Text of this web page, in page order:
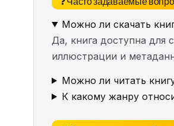
Можно ли скачать
Да, книга доступна для
иллюстрации и
Можно ли читать
К какому жанру